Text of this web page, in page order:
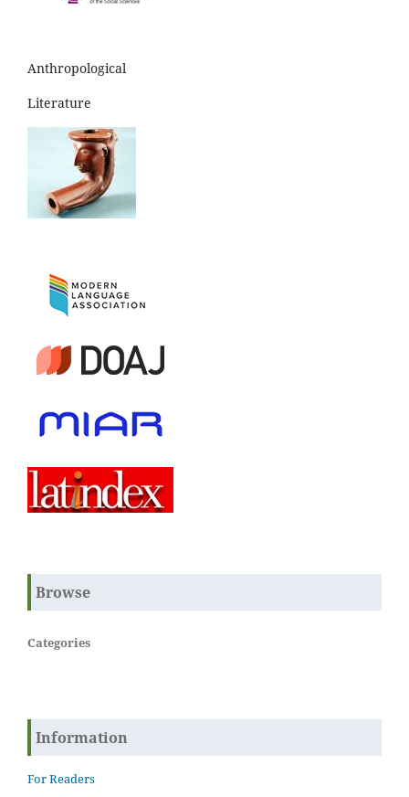
Anthropological
Literature
Browse
Categories
Information
For Readers